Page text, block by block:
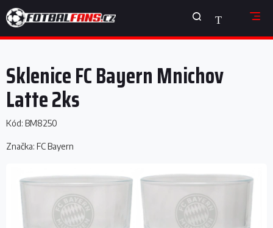
na
obsah
NÁKUPNÍ
KOŠÍK
Sklenice FC Bayern Mnichov
Latte 2ks
Kód: BM8250
Značka: FC Bayern